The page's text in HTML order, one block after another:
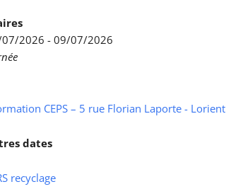
07/2026 - 09/07/2026
CEPS – 5 rue Florian Laporte - Lorient
dates
recyclage